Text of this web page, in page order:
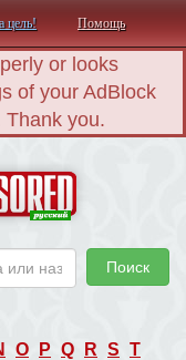
цель! Помощь
or looks
of your AdBlock
Thank you.
Поиск
O P Q R S T